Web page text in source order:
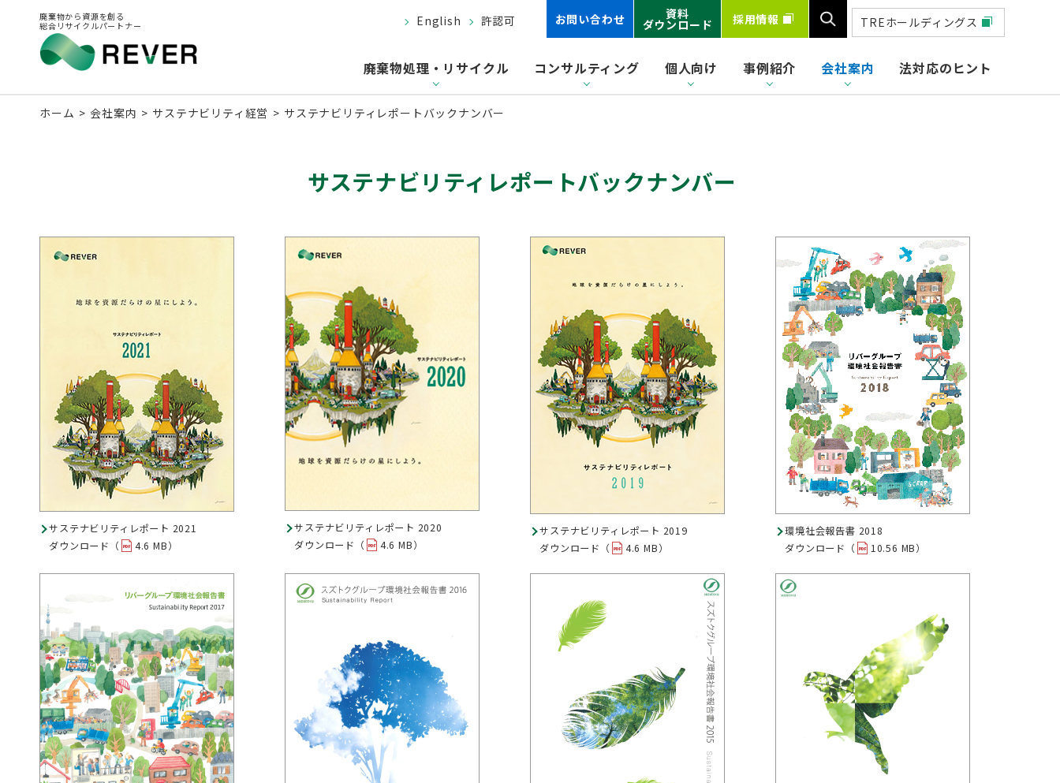
廃棄物から資源を創る
総合リサイクルパートナー
採用情報
資料
ダウンロード
お問い合わせ
廃棄物処理・リサイクル コンサルティング 個人向け 事例紹介 会社案内 法対応のヒント
English 許認可
検索
TREホールディングス
ホーム 会社案内 サステナビリティ経営 サステナビリティレポートバックナンバー
サステナビリティレポートバックナンバー
サステナビリティレポート 2021
ダウンロード（
4.6 MB）
サステナビリティレポート 2020
ダウンロード（
4.6 MB）
サステナビリティレポート 2019
ダウンロード（
4.6 MB）
環境社会報告書 2018
ダウンロード（
10.56 MB）